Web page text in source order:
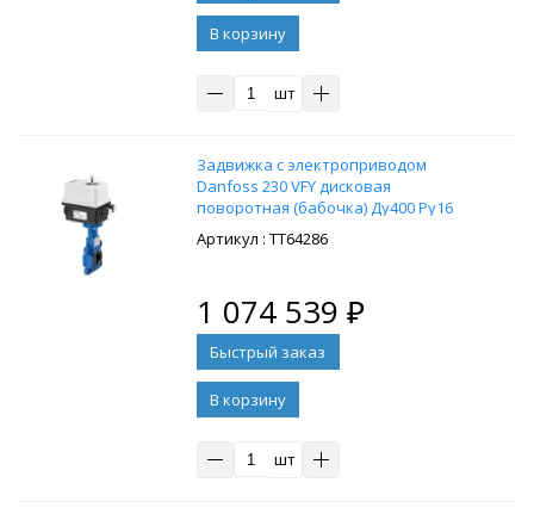
В корзину
шт
Задвижка с электроприводом
Danfoss 230 VFY дисковая
поворотная (бабочка) Ду400 Ру16
чугун GGG40: ТТ64286
1 074 539 ₽
В корзину
шт